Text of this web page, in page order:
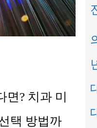
? 치과 미
택 방법까